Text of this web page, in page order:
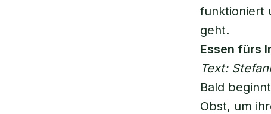
funktioniert
geht.
Essen fürs
Text:
Bald
Obst, um